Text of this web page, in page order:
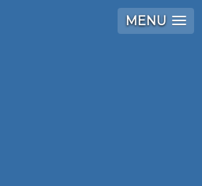
MENU